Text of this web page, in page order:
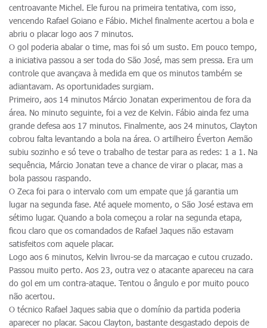
centroavante Michel. Ele furou na primeira tentativa, com isso,
vencendo Rafael Goiano e Fábio. Michel finalmente acertou a bola e
abriu o placar logo aos 7 minutos.
O gol poderia abalar o time, mas foi só um susto. Em pouco tempo,
a iniciativa passou a ser toda do São José, mas sem pressa. Era um
controle que avançava à medida em que os minutos também se
adiantavam. As oportunidades surgiam.
Primeiro, aos 14 minutos Márcio Jonatan experimentou de fora da
área. No minuto seguinte, foi a vez de Kelvin. Fábio ainda fez uma
grande defesa aos 17 minutos. Finalmente, aos 24 minutos, Clayton
cobrou falta levantando a bola na área. O artilheiro Éverton Aemão
subiu sozinho e só teve o trabalho de testar para as redes: 1 a 1. Na
sequência, Márcio Jonatan teve a chance de virar o placar, mas a
bola passou raspando.
O Zeca foi para o intervalo com um empate que já garantia um
lugar na segunda fase. Até aquele momento, o São José estava em
sétimo lugar. Quando a bola começou a rolar na segunda etapa,
ficou claro que os comandados de Rafael Jaques não estavam
satisfeitos com aquele placar.
Logo aos 6 minutos, Kelvin livrou-se da marcaçao e cutou cruzado.
Passou muito perto. Aos 23, outra vez o atacante apareceu na cara
do gol em um contra-ataque. Tentou o ângulo e por muito pouco
não acertou.
O técnico Rafael Jaques sabia que o domínio da partida poderia
aparecer no placar. Sacou Clayton, bastante desgastado depois de